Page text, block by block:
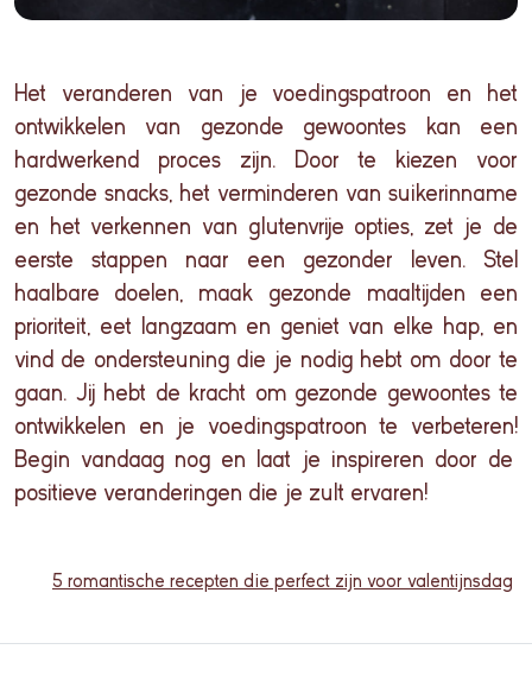
Het veranderen van je voedingspatroon en het
ontwikkelen van gezonde gewoontes kan een
hardwerkend proces zijn. Door te kiezen voor
gezonde snacks, het verminderen van suikerinname
en het verkennen van glutenvrije opties, zet je de
eerste stappen naar een gezonder leven. Stel
haalbare doelen, maak gezonde maaltijden een
prioriteit, eet langzaam en geniet van elke hap, en
vind de ondersteuning die je nodig hebt om door te
gaan. Jij hebt de kracht om gezonde gewoontes te
ontwikkelen en je voedingspatroon te verbeteren!
Begin vandaag nog en laat je inspireren door de
positieve veranderingen die je zult ervaren!
5 romantische recepten die perfect zijn voor valentijnsdag